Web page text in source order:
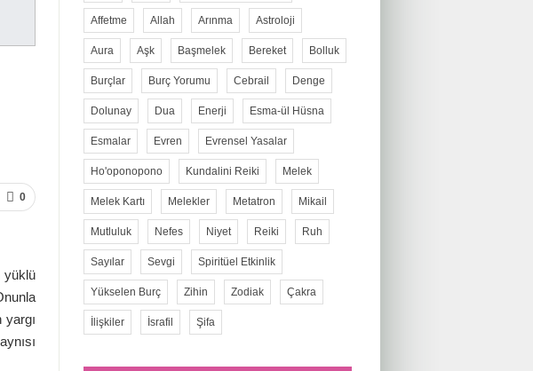
0
yüklü
yargı
Affetme Allah Arınma Astroloji
Aura Aşk Başmelek Bereket Bolluk
Burçlar Burç Yorumu Cebrail Denge
Dolunay Dua Enerji Esma-ül Hüsna
Esmalar Evren Evrensel Yasalar
Ho'oponopono Kundalini Reiki Melek
Melek Kartı Melekler Metatron Mikail
Mutluluk Nefes Niyet Reiki Ruh
Sayılar Sevgi Spiritüel Etkinlik
Yükselen Burç Zihin Zodiak Çakra
İlişkiler İsrafil Şifa